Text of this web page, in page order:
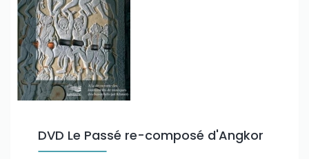
DVD Le Passé re-composé d'Angkor